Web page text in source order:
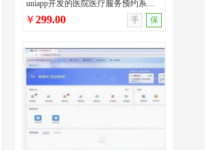
uniapp开发的医院医疗服务预约系统源码/口腔医院/宠物医院/中医馆/服务行业预约管理系统
￥299.00 手 保